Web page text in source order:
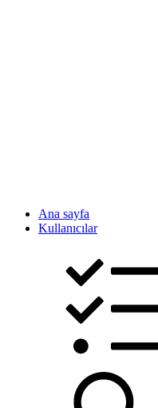
Ana sayfa
Kullanıcılar